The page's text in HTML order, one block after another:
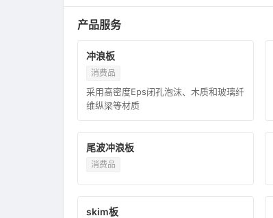
产品服务
冲浪板
消费品
采用高密度Eps闭孔泡沫、木质和玻璃纤
维纵梁等材质
尾波冲浪板
消费品
skim板